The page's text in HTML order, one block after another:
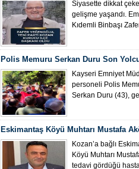
İLÇE BAŞKANI OLDUSiyasette dikkat
gelişme yaşandı.
Kıdemli Binbaşı
Polis Memuru Serkan Duru Son
Uğurlandı
Kayseri Emniyet
personeli Polis
Serkan Duru (43),
Eskimantaş Köyü Muhtarı Mustafa
gördüğü hastanede hayatını kaybetti.
Kozan’a bağlı
Köyü Muhtarı
tedavi gördüğü